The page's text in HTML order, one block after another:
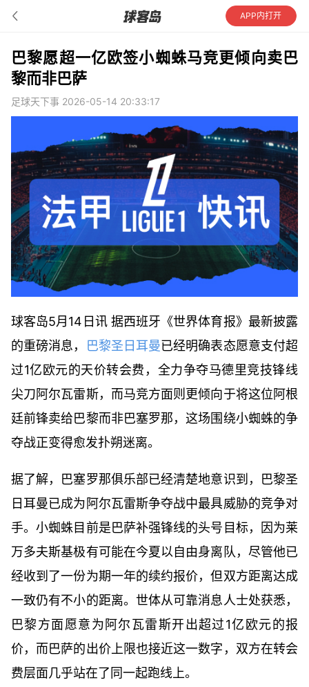
APP内打开
巴黎愿超一亿欧签小蜘蛛马竞更倾向卖巴
黎而非巴萨
足球天下事 2026-05-14 20:33:17
球客岛5月14日讯 据西班牙《世界体育报》最新披露
的重磅消息，
巴黎圣日耳曼已经明确表态愿意支付超
过1亿欧元的天价转会费，全力争夺马德里竞技锋线
尖刀阿尔瓦雷斯，而马竞方面则更倾向于将这位阿根
廷前锋卖给巴黎而非巴塞罗那，这场围绕小蜘蛛的争
夺战正变得愈发扑朔迷离。
据了解，巴塞罗那俱乐部已经清楚地意识到，巴黎圣
日耳曼已成为阿尔瓦雷斯争夺战中最具威胁的竞争对
手。小蜘蛛目前是巴萨补强锋线的头号目标，因为莱
万多夫斯基极有可能在今夏以自由身离队，尽管他已
经收到了一份为期一年的续约报价，但双方距离达成
一致仍有不小的距离。世体从可靠消息人士处获悉，
巴黎方面愿意为阿尔瓦雷斯开出超过1亿欧元的报
价，而巴萨的出价上限也接近这一数字，双方在转会
费层面几乎站在了同一起跑线上。